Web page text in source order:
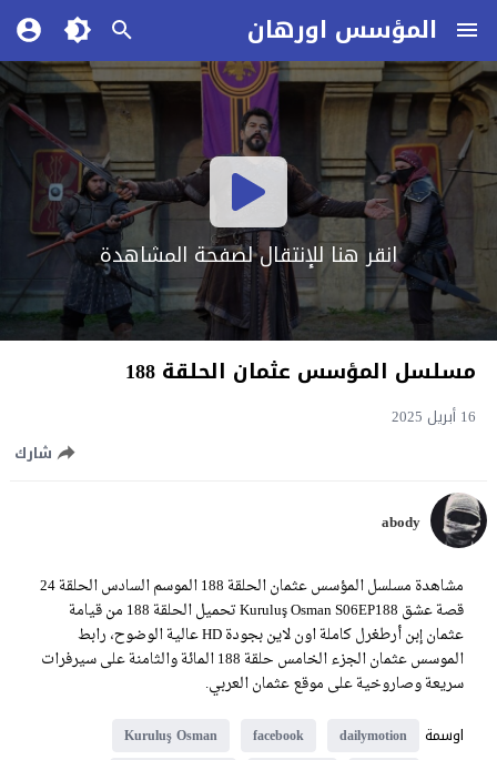
المؤسس اورهان
انقر هنا للإنتقال لصفحة المشاهدة
مسلسل المؤسس عثمان الحلقة 188
16 أبريل 2025
شارك
abody
مشاهدة مسلسل المؤسس عثمان الحلقة 188 الموسم السادس الحلقة 24
قصة عشق Kuruluş Osman S06EP188 تحميل الحلقة 188 من قيامة
عثمان إبن أرطغرل كاملة اون لاين بجودة HD عالية الوضوح، رابط
الموسس عثمان الجزء الخامس حلقة 188 المائة والثامنة على سيرفرات
سريعة وصاروخية على موقع عثمان العربي.
اوسمة
dailymotion
facebook
Kuruluş Osman